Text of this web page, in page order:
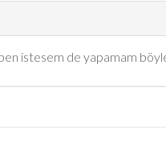
istesem de yapamam